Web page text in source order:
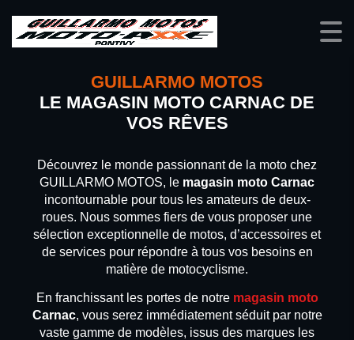
GUILLARMO MOTOS
LE MAGASIN MOTO CARNAC DE
VOS RÊVES
Découvrez le monde passionnant de la moto chez
GUILLARMO MOTOS, le magasin moto Carnac
incontournable pour tous les amateurs de deux-
roues. Nous sommes fiers de vous proposer une
sélection exceptionnelle de motos, d’accessoires et
de services pour répondre à tous vos besoins en
matière de motocyclisme.
En franchissant les portes de notre magasin moto
Carnac, vous serez immédiatement séduit par notre
vaste gamme de modèles, issus des marques les